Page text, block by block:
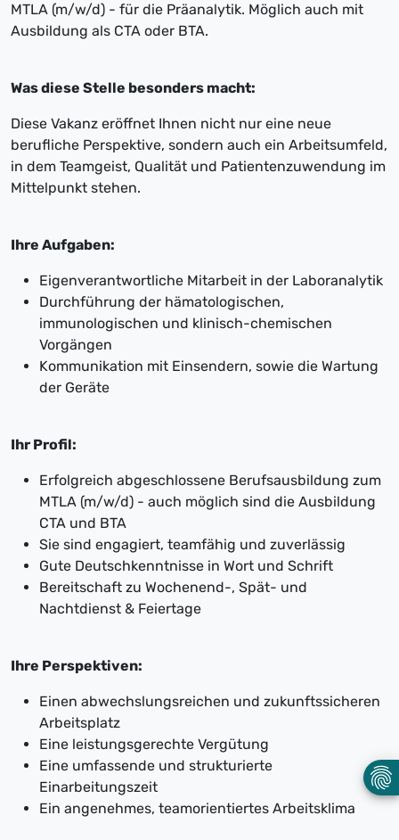
MTLA (m/w/d) - für die Präanalytik. Möglich auch mit
Ausbildung als CTA oder BTA.
Was diese Stelle besonders macht:
Diese Vakanz eröffnet Ihnen nicht nur eine neue
berufliche Perspektive, sondern auch ein Arbeitsumfeld,
in dem Teamgeist, Qualität und Patientenzuwendung im
Mittelpunkt stehen.
Ihre Aufgaben:
Eigenverantwortliche Mitarbeit in der Laboranalytik
Durchführung der hämatologischen,
immunologischen und klinisch-chemischen
Vorgängen
Kommunikation mit Einsendern, sowie die Wartung
der Geräte
Ihr Profil:
Erfolgreich abgeschlossene Berufsausbildung zum
MTLA (m/w/d) - auch möglich sind die Ausbildung
CTA und BTA
Sie sind engagiert, teamfähig und zuverlässig
Gute Deutschkenntnisse in Wort und Schrift
Bereitschaft zu Wochenend-, Spät- und
Nachtdienst & Feiertage
Ihre Perspektiven:
Einen abwechslungsreichen und zukunftssicheren
Arbeitsplatz
Eine leistungsgerechte Vergütung
Eine umfassende und strukturierte
Einarbeitungszeit
Ein angenehmes, teamorientiertes Arbeitsklima